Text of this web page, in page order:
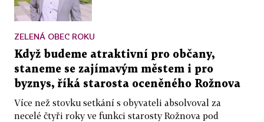
ZELENÁ OBEC ROKU
Když budeme atraktivní pro občany,
staneme se zajímavým městem i pro
byznys, říká starosta oceněného Rožnova
Více než stovku setkání s obyvateli absolvoval za
necelé čtyři roky ve funkci starosty Rožnova pod